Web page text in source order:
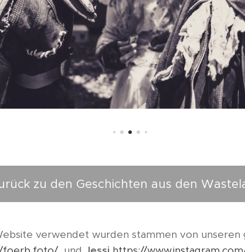
zu den Geschichten aus den
verwendet wurden stammen von